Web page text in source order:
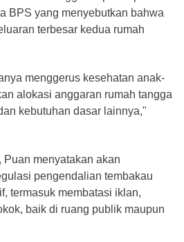
BPS yang menyebutkan bahwa
terbesar kedua rumah
menggerus kesehatan anak-
alokasi anggaran rumah tangga
kebutuhan dasar lainnya,"
menyatakan akan
pengendalian tembakau
termasuk membatasi iklan,
baik di ruang publik maupun